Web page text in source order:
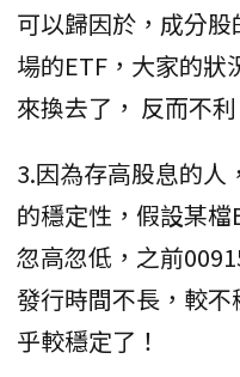
可以歸因於，成分
場的ETF，大家的狀
來換去了， 反而不利
3.因為存高股息的人
的穩定性，假設某
忽高忽低，之前
發行時間不長，較
乎較穩定了！